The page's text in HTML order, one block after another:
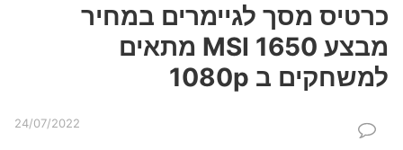
כרטיס מסך לגיימרים במחיר
מבצע MSI 1650 מתאים
למשחקים ב 1080p
24/07/2022